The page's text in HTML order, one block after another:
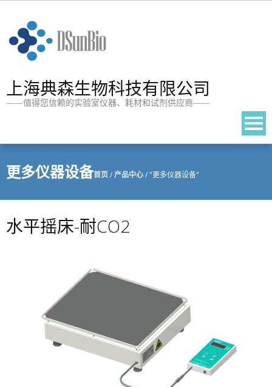
content
上海典森生物科技有限公司
——值得您信赖的实验室仪器、耗材和试剂供应商——
更多仪器设备首页/产品中心/ "更多仪器设备"
水平摇床-耐CO2